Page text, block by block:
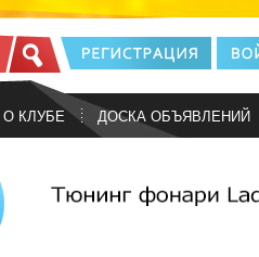
О КЛУБЕ ДОСКА ОБЪЯВЛЕНИЙ